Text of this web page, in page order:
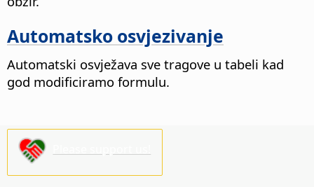
Automatsko osvjezivanje
Automatski osvježava sve tragove u tabeli kad
god modificiramo formulu.